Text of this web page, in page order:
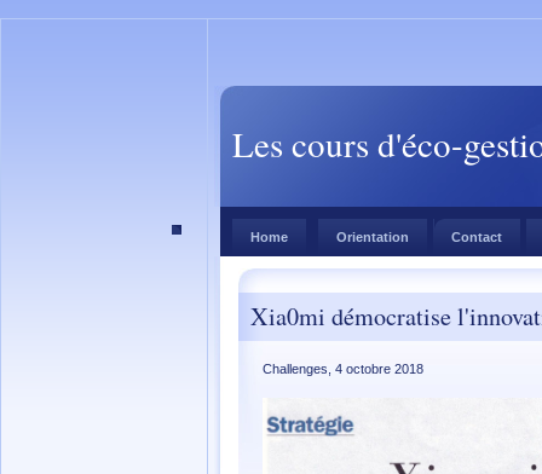
Les cours d'éco-
Home Orientation Contact
Xia0mi démocratise
Challenges, 4 octobre 2018